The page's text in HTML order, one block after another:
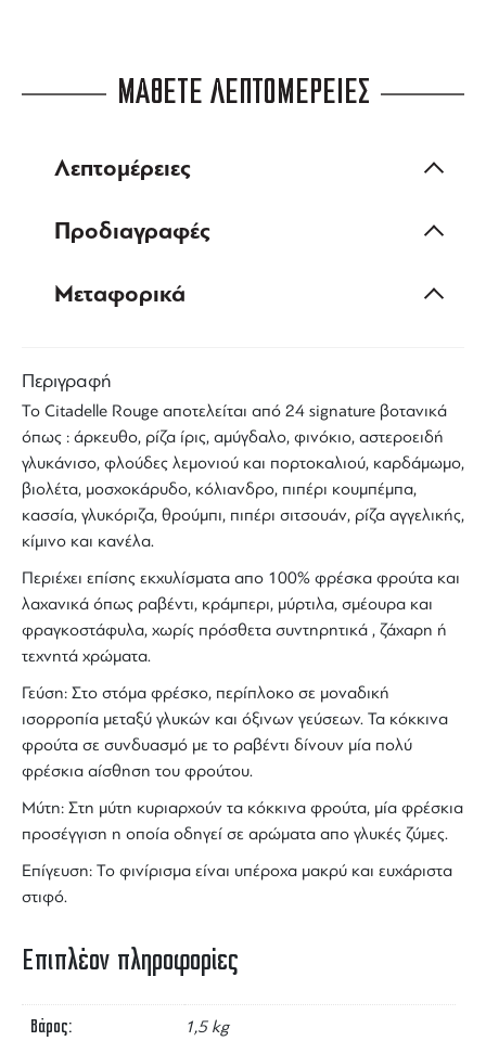
ΜΑΘΕΤΕ ΛΕΠΤΟΜΕΡΕΙΕΣ
Λεπτομέρειες
Προδιαγραφές
Μεταφορικά
Περιγραφή
To Citadelle Rouge αποτελείται από 24 signature βοτανικά
όπως : άρκευθο, ρίζα ίρις, αμύγδαλο, φινόκιο, αστεροειδή
γλυκάνισο, φλούδες λεμονιού και πορτοκαλιού, καρδάμωμο,
βιολέτα, μοσχοκάρυδο, κόλιανδρο, πιπέρι κουμπέμπα,
κασσία, γλυκόριζα, θρούμπι, πιπέρι σιτσουάν, ρίζα αγγελικής,
κίμινο και κανέλα.
Περιέχει επίσης εκχυλίσματα απο 100% φρέσκα φρούτα και
λαχανικά όπως ραβέντι, κράμπερι, μύρτιλα, σμέουρα και
φραγκοστάφυλα, χωρίς πρόσθετα συντηρητικά , ζάχαρη ή
τεχνητά χρώματα.
Γεύση: Στο στόμα φρέσκο, περίπλοκο σε μοναδική
ισορροπία μεταξύ γλυκών και όξινων γεύσεων. Τα κόκκινα
φρούτα σε συνδυασμό με το ραβέντι δίνουν μία πολύ
φρέσκια αίσθηση του φρούτου.
Μύτη: Στη μύτη κυριαρχούν τα κόκκινα φρούτα, μία φρέσκια
προσέγγιση η οποία οδηγεί σε αρώματα απο γλυκές ζύμες.
Επίγευση: Το φινίρισμα είναι υπέροχα μακρύ και ευχάριστα
στιφό.
Επιπλέον πληροφορίες
Βάρος 1,5 kg